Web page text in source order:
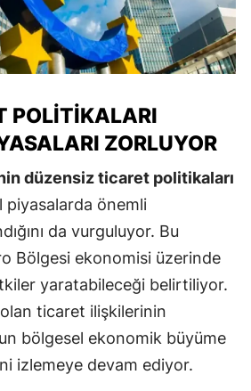
POLITIKALARI
ZORLUYOR
düzensiz ticaret politikaları
piyasalarda önemli
da vurguluyor. Bu
Bölgesi ekonomisi üzerinde
yaratabileceği belirtiliyor.
ticaret ilişkilerinin
bölgesel ekonomik büyüme
izlemeye devam ediyor.